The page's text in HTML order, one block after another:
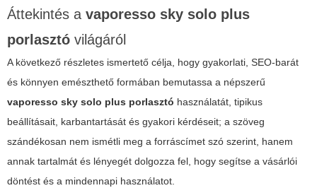
Áttekintés a vaporesso sky solo plus
porlasztó világáról
A következő részletes ismertető célja, hogy gyakorlati, SEO-barát
és könnyen emészthető formában bemutassa a népszerű
vaporesso sky solo plus porlasztó használatát, tipikus
beállításait, karbantartását és gyakori kérdéseit; a szöveg
szándékosan nem ismétli meg a forráscímet szó szerint, hanem
annak tartalmát és lényegét dolgozza fel, hogy segítse a vásárlói
döntést és a mindennapi használatot.